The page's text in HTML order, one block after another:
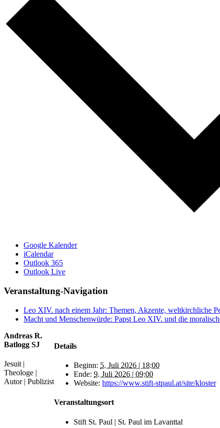
Google Kalender
iCalendar
Outlook 365
Outlook Live
Veranstaltung-Navigation
Leo XIV. nach einem Jahr: Themen, Akzente, weltkirchliche
Macht und Menschenwürde: Papst Leo XIV. und die
Details
Beginn: 5. Juli 2026 | 18:00
Ende: 9. Juli 2026 | 09:00
Website: https://www.stift-stpaul.at/site/kloster
Veranstaltungsort
Stift St. Paul | St. Paul im Lavanttal
Andreas R.
Batlogg SJ
Jesuit |
Theologe |
Autor | Publizist